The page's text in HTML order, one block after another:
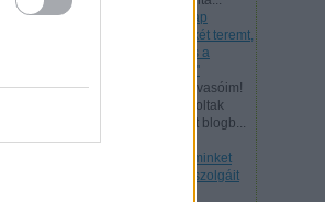
(2023.10.02. 22:41
- Vasárnap
[2023.10.01.] "Az igazság békét teremt,
és az igazság a nyugalmat és a
biztonságot szolgálja örökké!"
Andreas:Tisztelt hűséges Olvasóim!
Augusztus 10-től 21-ig nem voltak
elérhetőek a naponta feltöltött blogb...
(2023.08.21. 22:46
[2023.08.21.] "Úgy tekintsen minket
minden ember, mint Krisztus szolgáit